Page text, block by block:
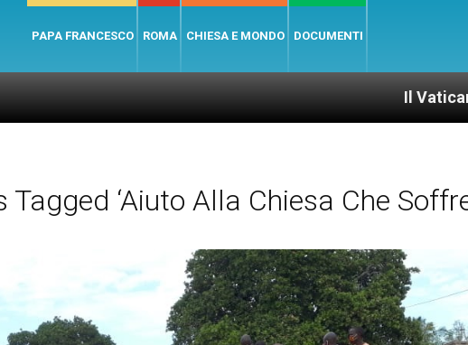
PAPA FRANCESCO ROMA CHIESA E MONDO DOCUMENTI
Il Vaticano offre 20 punti
Tagged ‘Aiuto Alla Chiesa Che